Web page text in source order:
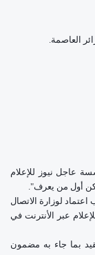
العاصمة.
عاجل نيوز للإعلام
كن أول من يعرف".
جويلية 2021، وتقدم بطلب اعتماد لوزارة الاتصال
للإعلام عبر الأنترنت في
بما جاء به مضمون